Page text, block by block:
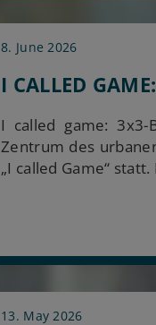
8. June 2026
I CALLED
I called game:
Zentrum des
„I called Game“
13. May 2026